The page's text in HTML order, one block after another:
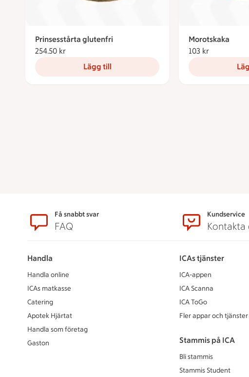
Prinsesstårta glutenfri
254.50 kr
Lägg till
Morotskaka
103 kr
SidfotFå snabbt svar
FAQ
Kundservice
Kontakta
Handla
Handla online
ICAs matkasse
Catering
Apotek Hjärtat
Handla som företag
Gaston
ICAs tjänster
ICA-appen
ICA Scanna
ICA ToGo
Fler appar och tjänster
Stammis på ICA
Bli stammis
Stammis Student